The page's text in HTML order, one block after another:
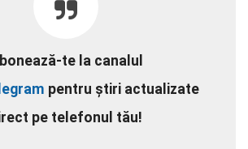
te la canalul
pentru știri actualizate
pe telefonul tău!